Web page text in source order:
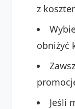
z
obniżyć
Jeśli